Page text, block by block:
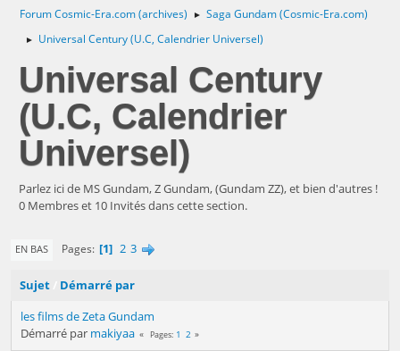
Forum Cosmic-Era.com (archives) ► Saga Gundam (Cosmic-Era.com)
► Universal Century (U.C, Calendrier Universel)
Universal Century
(U.C, Calendrier
Universel)
Parlez ici de MS Gundam, Z Gundam, (Gundam ZZ), et bien d'autres !
0 Membres et 10 Invités dans cette section.
EN BAS Pages 1 2 3
Sujet
Démarré par
les films de Zeta Gundam
Démarré par makiyaa Pages 1 2